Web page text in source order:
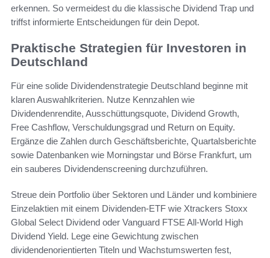
erkennen. So vermeidest du die klassische Dividend Trap und
triffst informierte Entscheidungen für dein Depot.
Praktische Strategien für Investoren in
Deutschland
Für eine solide Dividendenstrategie Deutschland beginne mit
klaren Auswahlkriterien. Nutze Kennzahlen wie
Dividendenrendite, Ausschüttungsquote, Dividend Growth,
Free Cashflow, Verschuldungsgrad und Return on Equity.
Ergänze die Zahlen durch Geschäftsberichte, Quartalsberichte
sowie Datenbanken wie Morningstar und Börse Frankfurt, um
ein sauberes Dividendenscreening durchzuführen.
Streue dein Portfolio über Sektoren und Länder und kombiniere
Einzelaktien mit einem Dividenden-ETF wie Xtrackers Stoxx
Global Select Dividend oder Vanguard FTSE All-World High
Dividend Yield. Lege eine Gewichtung zwischen
dividendenorientierten Titeln und Wachstumswerten fest,